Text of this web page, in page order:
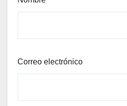
Correo electrónico